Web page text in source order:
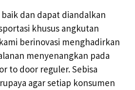
dan dapat diandalkan
khusus angkutan
berinovasi menghadirkan
menyenangkan pada
to door reguler. Sebisa
agar setiap konsumen